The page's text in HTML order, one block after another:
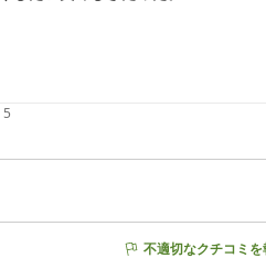
5
不適切なクチコミを